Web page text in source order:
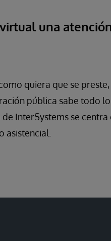
una
quiera que se
pública sabe todo
InterSystems se